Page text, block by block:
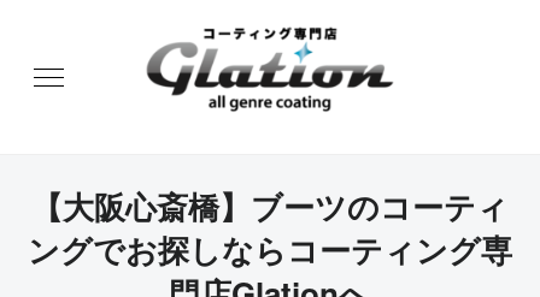
【大阪心斎橋】ブーツのコーティ
ングでお探しならコーティング専